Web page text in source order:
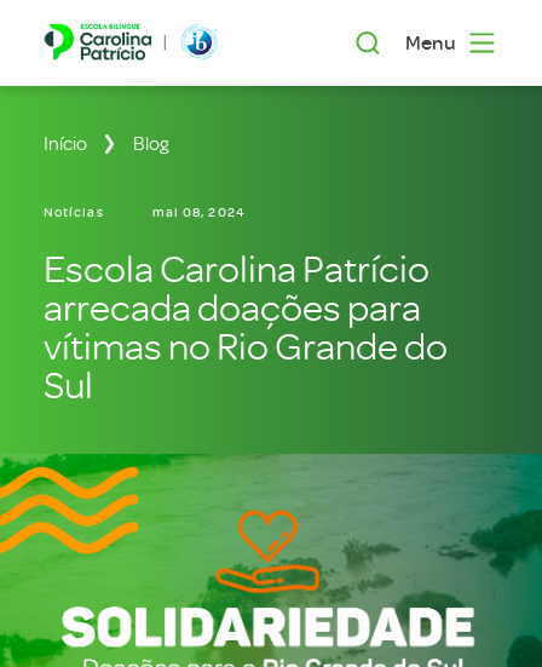
Menu
Início Blog
Notícias mai 08, 2024
Escola Carolina Patrício
arrecada doações para
vítimas no Rio Grande do
Sul